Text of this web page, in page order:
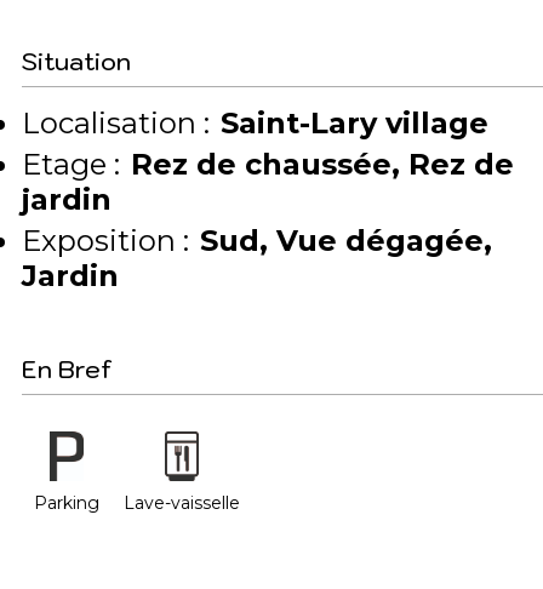
Situation
Localisation : Saint-Lary village
Etage : Rez de chaussée Rez de
jardin
Exposition : Sud Vue dégagée
Jardin
En Bref
Parking Lave-vaisselle